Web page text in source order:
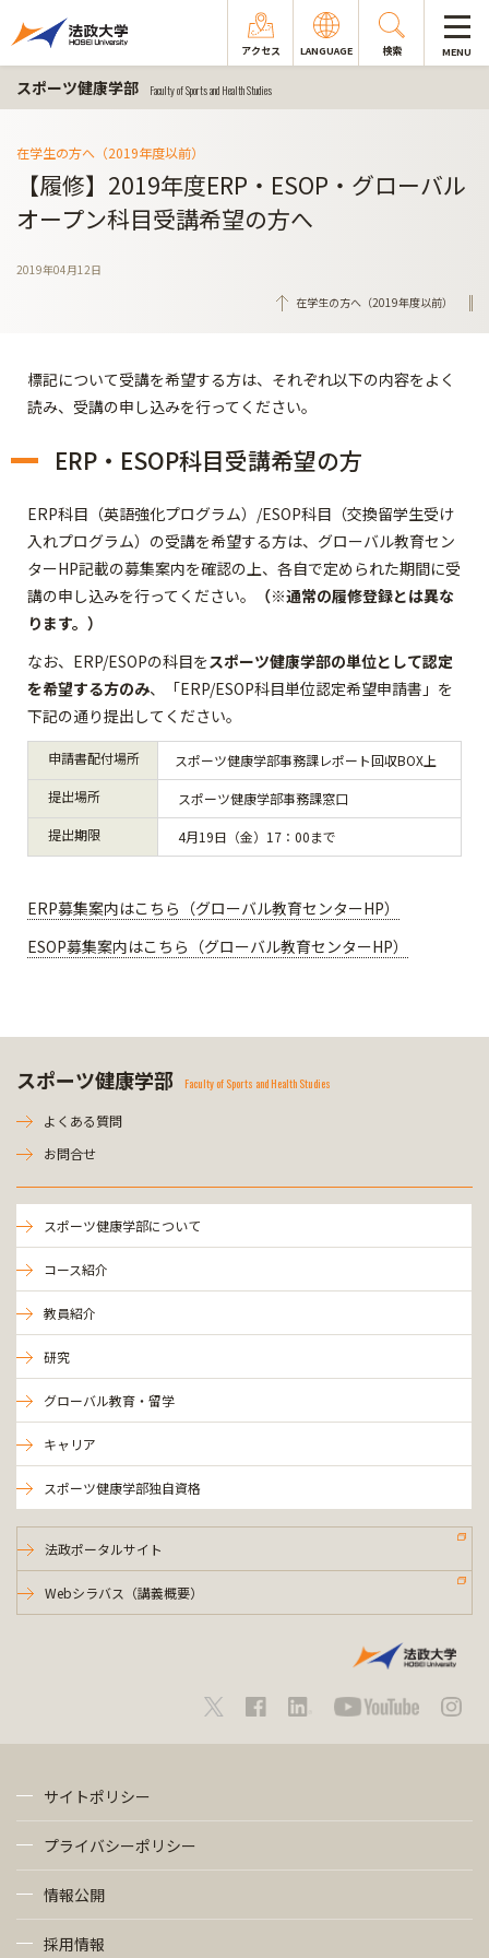
アクセス LANGUAGE 検索 MENU
スポーツ健康学部 Faculty of Sports and Health Studies
在学生の方へ（2019年度以前）
【履修】2019年度ERP・ESOP・グローバル
オープン科目受講希望の方へ
2019年04月12日
在学生の方へ（2019年度以前）
標記について受講を希望する方は、それぞれ以下の内容をよく
読み、受講の申し込みを行ってください。
ERP・ESOP科目受講希望の方
ERP科目（英語強化プログラム）/ESOP科目（交換留学生受け
入れプログラム）の受講を希望する方は、グローバル教育セン
ターHP記載の募集案内を確認の上、各自で定められた期間に受
講の申し込みを行ってください。
（※通常の履修登録とは異な
ります。）
なお、ERP/ESOPの科目をスポーツ健康学部の単位として認定
を希望する方のみ、「ERP/ESOP科目単位認定希望申請書」を
下記の通り提出してください。
申請書配付場所
スポーツ健康学部事務課レポート回収BOX上
提出場所
スポーツ健康学部事務課窓口
提出期限
4月19日（金）17：00まで
ERP募集案内はこちら（グローバル教育センターHP）
ESOP募集案内はこちら（グローバル教育センターHP）
スポーツ健康学部 Faculty of Sports and Health Studies
よくある質問
お問合せ
スポーツ健康学部について
コース紹介
教員紹介
研究
グローバル教育・留学
キャリア
スポーツ健康学部独自資格
法政ポータルサイト
Webシラバス（講義概要）
サイトポリシー
プライバシーポリシー
情報公開
採用情報